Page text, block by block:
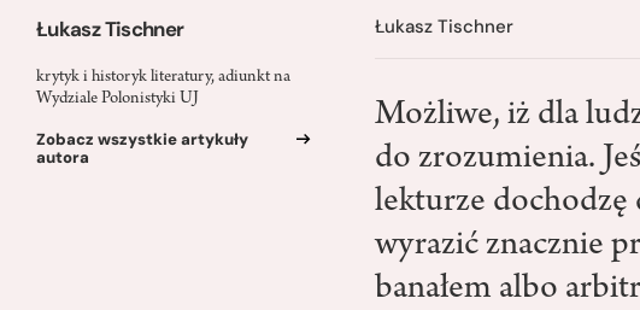
Łukasz Tischner
krytyk i historyk literatury, adiunkt na
Wydziale Polonistyki UJ
Zobacz wszystkie artykuły
autora
Łukasz Tischner
Możliwe, iż dla
do zrozumienia.
lekturze dochodzę
wyrazić znacznie
banałem albo